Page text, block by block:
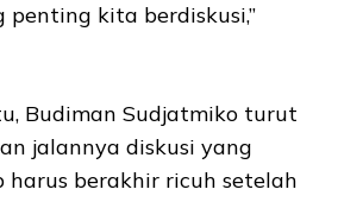
penting kita berdiskusi,”
Budiman Sudjatmiko turut
jalannya diskusi yang
harus berakhir ricuh setelah